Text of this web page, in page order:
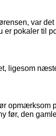
var det
er pokaler til
ligesom
opmærksom
før, den